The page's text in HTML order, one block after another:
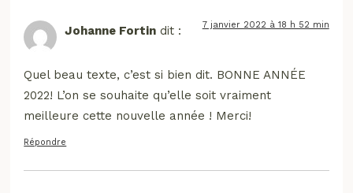
Johanne Fortin dit : 7 janvier 2022 à 18 h 52 min
Quel beau texte, c’est si bien dit. BONNE ANNÉE
2022! L’on se souhaite qu’elle soit vraiment
meilleure cette nouvelle année ! Merci!
Répondre